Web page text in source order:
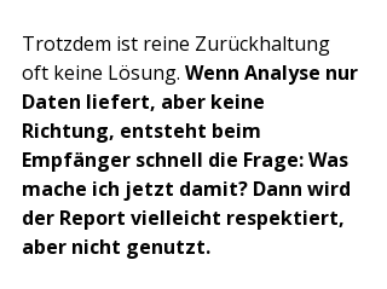
Trotzdem ist reine Zurückhaltung
oft keine Lösung. Wenn Analyse nur
Daten liefert, aber keine
Richtung, entsteht beim
Empfänger schnell die Frage: Was
mache ich jetzt damit? Dann wird
der Report vielleicht respektiert,
aber nicht genutzt.